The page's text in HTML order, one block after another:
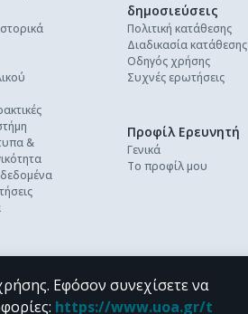
&
δημοσιεύσεις
Πολιτική κατάθεσης
Διαδικασία κατάθεσης
Οδηγός χρήσης
Συχνές ερωτήσεις
Προφίλ Ερευνητή
Γενικά
Το προφίλ μου
Εφόσον συνεχίσετε να
: https://www.uoa.gr/t